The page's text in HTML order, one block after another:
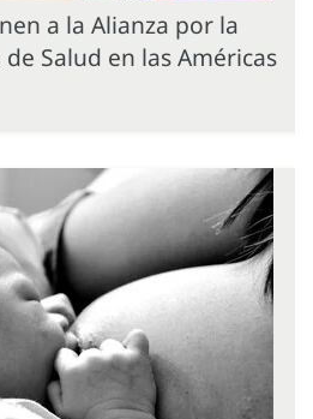
a la Alianza por la
Salud en las Américas